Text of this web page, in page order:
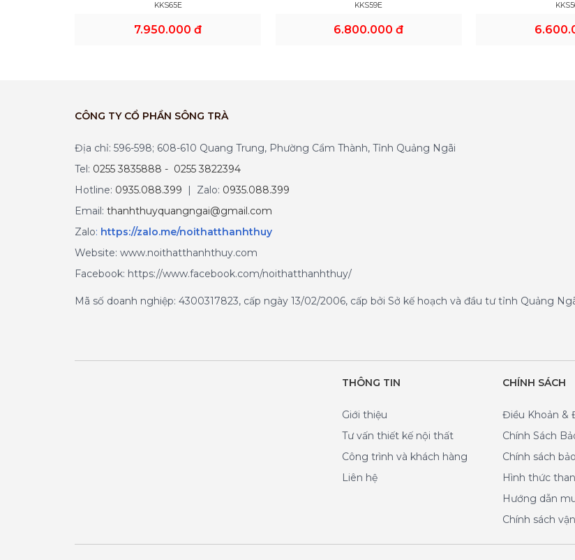
KKS65E
7.950.000 đ
KKS59E
6.800.000 đ
CÔNG TY CỔ PHẦN SÔNG TRÀ
Địa chỉ: 596-598; 608-610 Quang Trung, Phường Cẩm Thành, Tỉnh Quảng Ngãi
Tel: 0255 3835888 - 0255 3822394
Hotline: 0935.088.399 | Zalo: 0935.088.399
Email: thanhthuyquangngai@gmail.com
Zalo: https://zalo.me/noithatthanhthuy
Website: www.noithatthanhthuy.com
Facebook: https://www.facebook.com/noithatthanhthuy/
Mã số doanh nghiệp: 4300317823, cấp ngày 13/02/2006, cấp bởi Sở kế hoạch và đầu tư tỉnh Quảng
THÔNG TIN
Giới thiệu
Tư vấn thiết kế nội thất
Công trình và khách hàng
Liên hệ
CHÍNH SÁCH
Điều Khoản &
Chính Sách
Chính sách
Hình thức
Hướng dẫn
Chính sách